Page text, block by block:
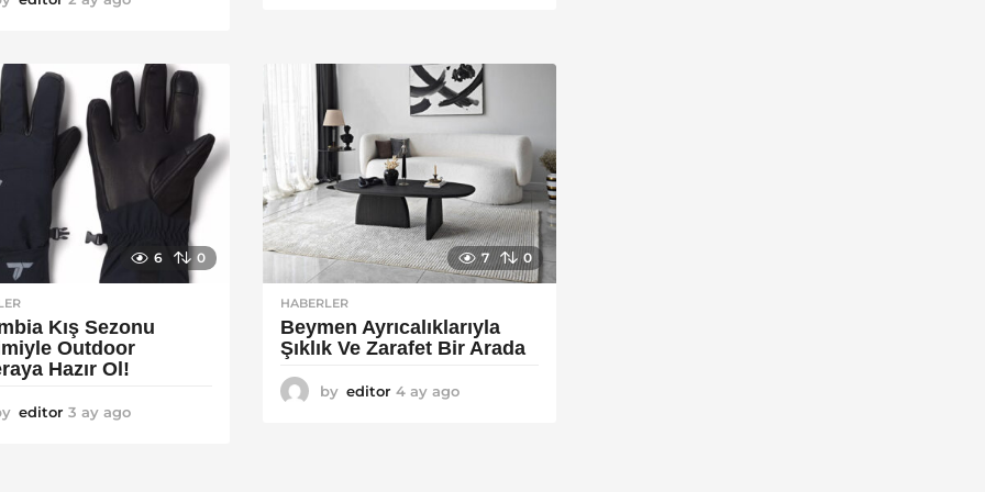
g
o
g
o
6 0
Kış Sezonu
Outdoor
Hazır Ol!
editor 3 ay ago
7 0
HABERLER
Beymen Ayrıcalıklarıyla
Şıklık Ve Zarafet Bir Arada
by editor 4 ay ago4